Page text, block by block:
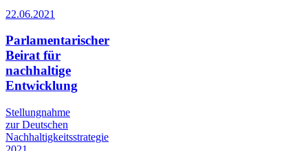
22.06.2021
Parlamentarischer
Beirat für
nachhaltige
Entwicklung
Stellungnahme
zur Deutschen
Nachhaltigkeitsstrategie